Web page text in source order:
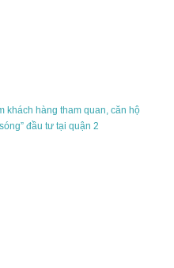
khách hàng tham quan, căn hộ
đầu tư tại quận 2